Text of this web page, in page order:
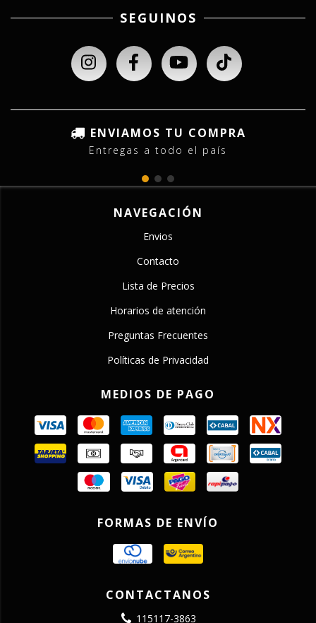
SEGUINOS
ENVIAMOS TU COMPRA
Entregas a todo el país
NAVEGACIÓN
Envios
Contacto
Lista de Precios
Horarios de atención
Preguntas Frecuentes
Políticas de Privacidad
MEDIOS DE PAGO
FORMAS DE ENVÍO
CONTACTANOS
115117-3863